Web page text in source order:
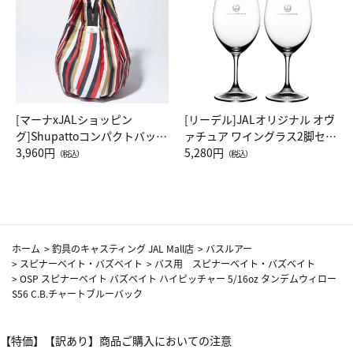
[マーナxJALショッピン
グ]Shupattoコンパクトバッグ
Drop JAL客室乗務員（LC）ス
3,960円 （税込）
[リーデル]JALオリジナル オヴ
ァチュア ワイングラス2脚セッ
ト（レッドワイン）
5,280円 （税込）
ホーム >釣具のキャスティング JAL Mall店 > バスルアー
> スピナーベイト・バズベイト > バス用 スピナーベイト・バズベイト
>OSP スピナーベイト バズベイト ハイピッチャー 5/16oz タンデムウィロー
S56 C.B.チャートブルーバック
【特価】【訳あり】商品ご購入においての注意